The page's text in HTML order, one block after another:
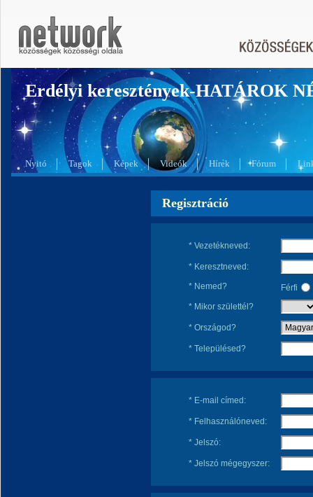
Erdélyi keresztények-HATÁROK
Nyitó Tagok Képek Videók Hírek Fórum
Regisztráció
* Vezetékneved:
* Keresztneved:
* Nemed?
Férfi
* Mikor születtél?
* Országod?
* Településed?
* E-mail címed:
* Felhasználóneved:
* Jelszó:
* Jelszó mégegyszer: